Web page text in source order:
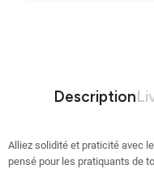
Description
Alliez solidité et praticité avec le
pensé pour les pratiquants de